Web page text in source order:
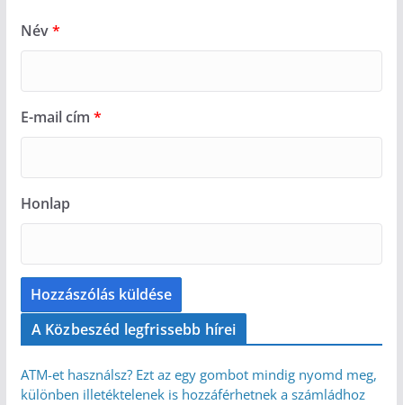
Név*
E-mail cím *
Honlap
A Közbeszéd legfrissebb hírei
ATM-et használsz? Ezt az egy gombot mindig nyomd meg,
különben illetéktelenek is hozzáférhetnek a számládhoz